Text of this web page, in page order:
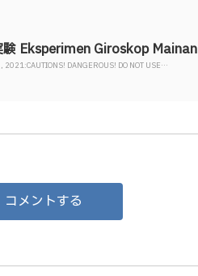
Eksperimen Giroskop Mainan
DANGEROUS! DO NOT USE…
コメントする